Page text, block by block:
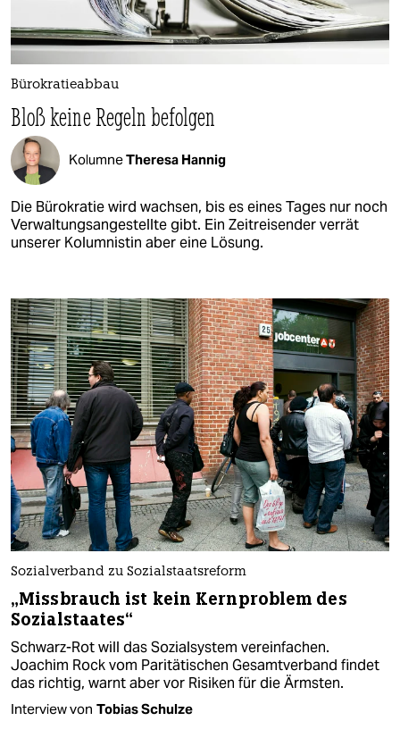
Bürokratieabbau
Bloß keine Regeln befolgen
KolumneTheresa Hannig
Die Bürokratie wird wachsen, bis es eines Tages nur noch
Verwaltungs­angestellte gibt. Ein Zeitreisender verrät
unserer Kolumnistin aber eine Lösung.
Sozialverband zu Sozialstaatsreform
„Missbrauch ist kein Kernproblem des
Sozialstaates“
Schwarz-Rot will das Sozialsystem vereinfachen.
Joachim Rock vom Paritätischen Gesamtverband findet
das richtig, warnt aber vor Risiken für die Ärmsten.
Interview von Tobias Schulze